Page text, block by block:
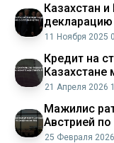
Казахстан
декларацию
интернет
11 Ноября 2025
Кредит на
Казахстане
21 Апреля 2026
Мажилис
Австрией
интернет
25 Февраля